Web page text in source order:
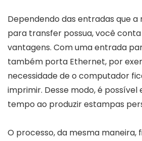
Dependendo das entradas que
para transfer possua, você
vantagens. Com uma entrada
também porta Ethernet, por
necessidade de o computador
imprimir. Desse modo, é possível
tempo ao produzir estampas
O processo, da mesma maneira,